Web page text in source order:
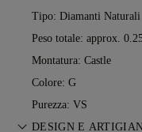
Tipo: Diamanti Naturali
Peso totale: approx.
Montatura: Castle
Colore: G
Purezza: VS
DESIGN E